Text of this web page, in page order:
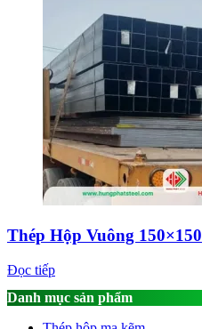
Thép Hộp Vuông 150×150
Đọc tiếp
Danh mục sản phẩm